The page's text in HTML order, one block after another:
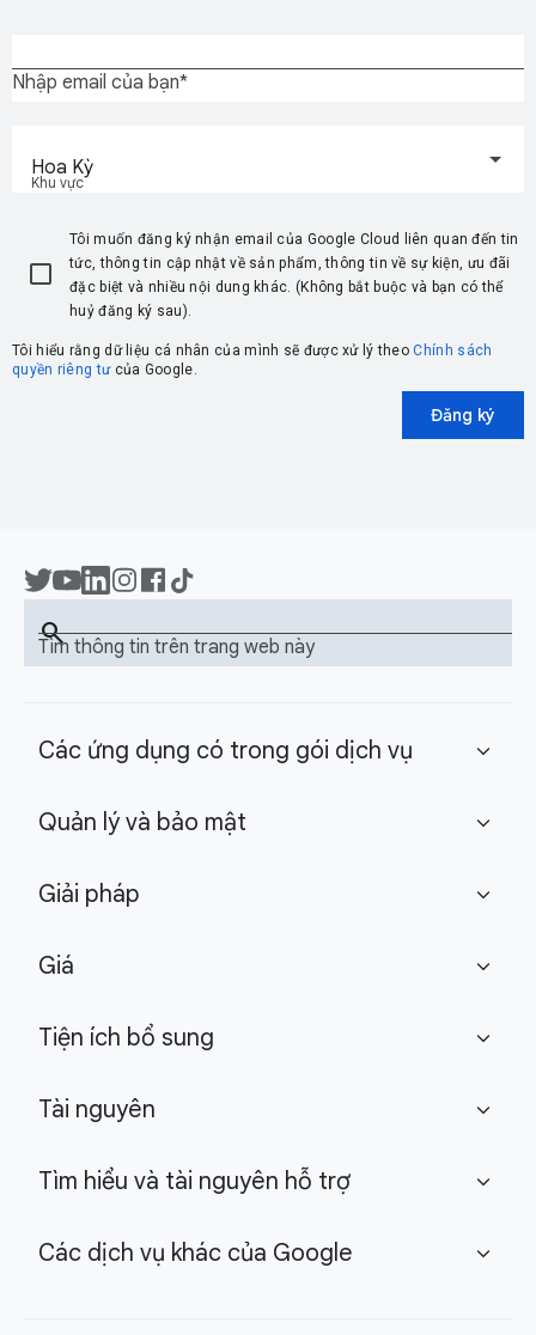
Nhập email của bạn
Khu vực
Hoa Kỳ
Tôi muốn đăng ký nhận email của Google Cloud liên quan đến tin
tức, thông tin cập nhật về sản phẩm, thông tin về sự kiện, ưu đãi
đặc biệt và nhiều nội dung khác. (Không bắt buộc và bạn có thể
huỷ đăng ký sau).
Tôi hiểu rằng dữ liệu cá nhân của mình sẽ được xử lý theoChính sách
quyền riêng tưcủa Google.
Đăng ký
Tìm thông tin trên trang web này
search
Các ứng dụng có trong gói dịch vụ expand_more
Quản lý và bảo mật expand_more
Giải pháp expand_more
Giá expand_more
Tiện ích bổ sung expand_more
Tài nguyên expand_more
Tìm hiểu và tài nguyên hỗ trợ expand_more
Các dịch vụ khác của Google expand_more